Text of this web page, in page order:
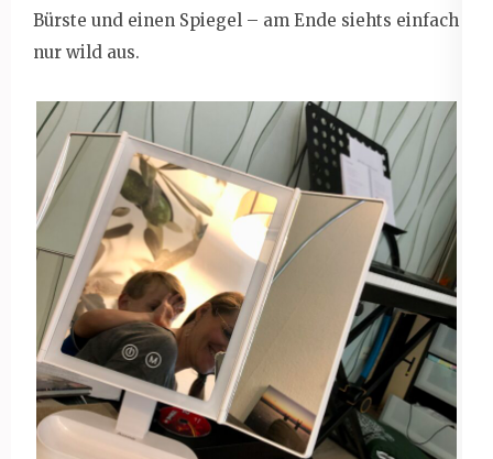
Bürste und einen Spiegel – am Ende siehts einfach
nur wild aus.